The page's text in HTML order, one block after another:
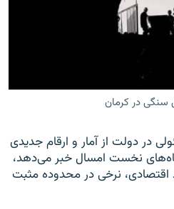
سنگی در کرمان
در دولت از آمار و ارقام جدیدی
نخست امسال خبر می‌دهد،
اقتصادی، نرخی در محدوده مثبت